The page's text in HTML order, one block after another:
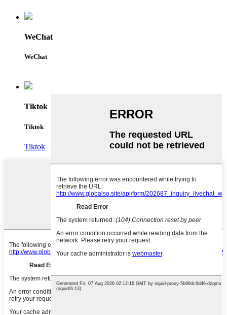
WeChat
WeChat
Tiktok
Tiktok
Tiktok